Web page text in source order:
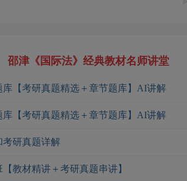
邵津《国际法》经典教材名师讲堂
【考研真题精选＋章节题库】AI讲解
【考研真题精选＋章节题库】AI讲解
考研真题详解
教材精讲＋考研真题串讲】